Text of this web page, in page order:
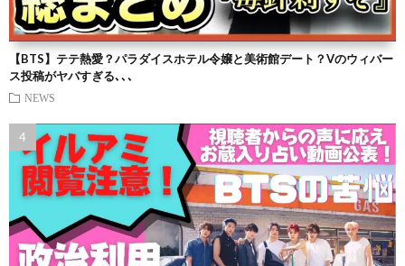
【BTS】テテ熱愛？パラダイスホテル令嬢と美術館デート？Vのウィバー
ス投稿がヤバすぎる､､､
NEWS